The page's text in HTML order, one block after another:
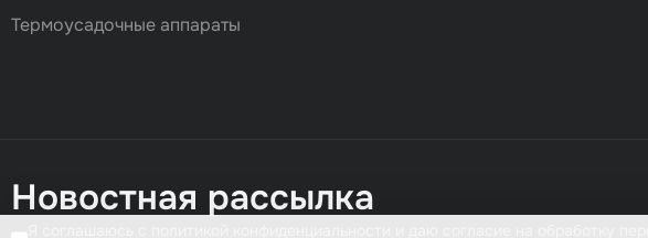
Термоусадочные аппараты
Новостная рассылка